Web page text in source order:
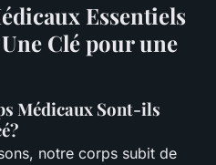
Essentiels
Clé pour une
Médicaux Sont-ils
notre corps subit de